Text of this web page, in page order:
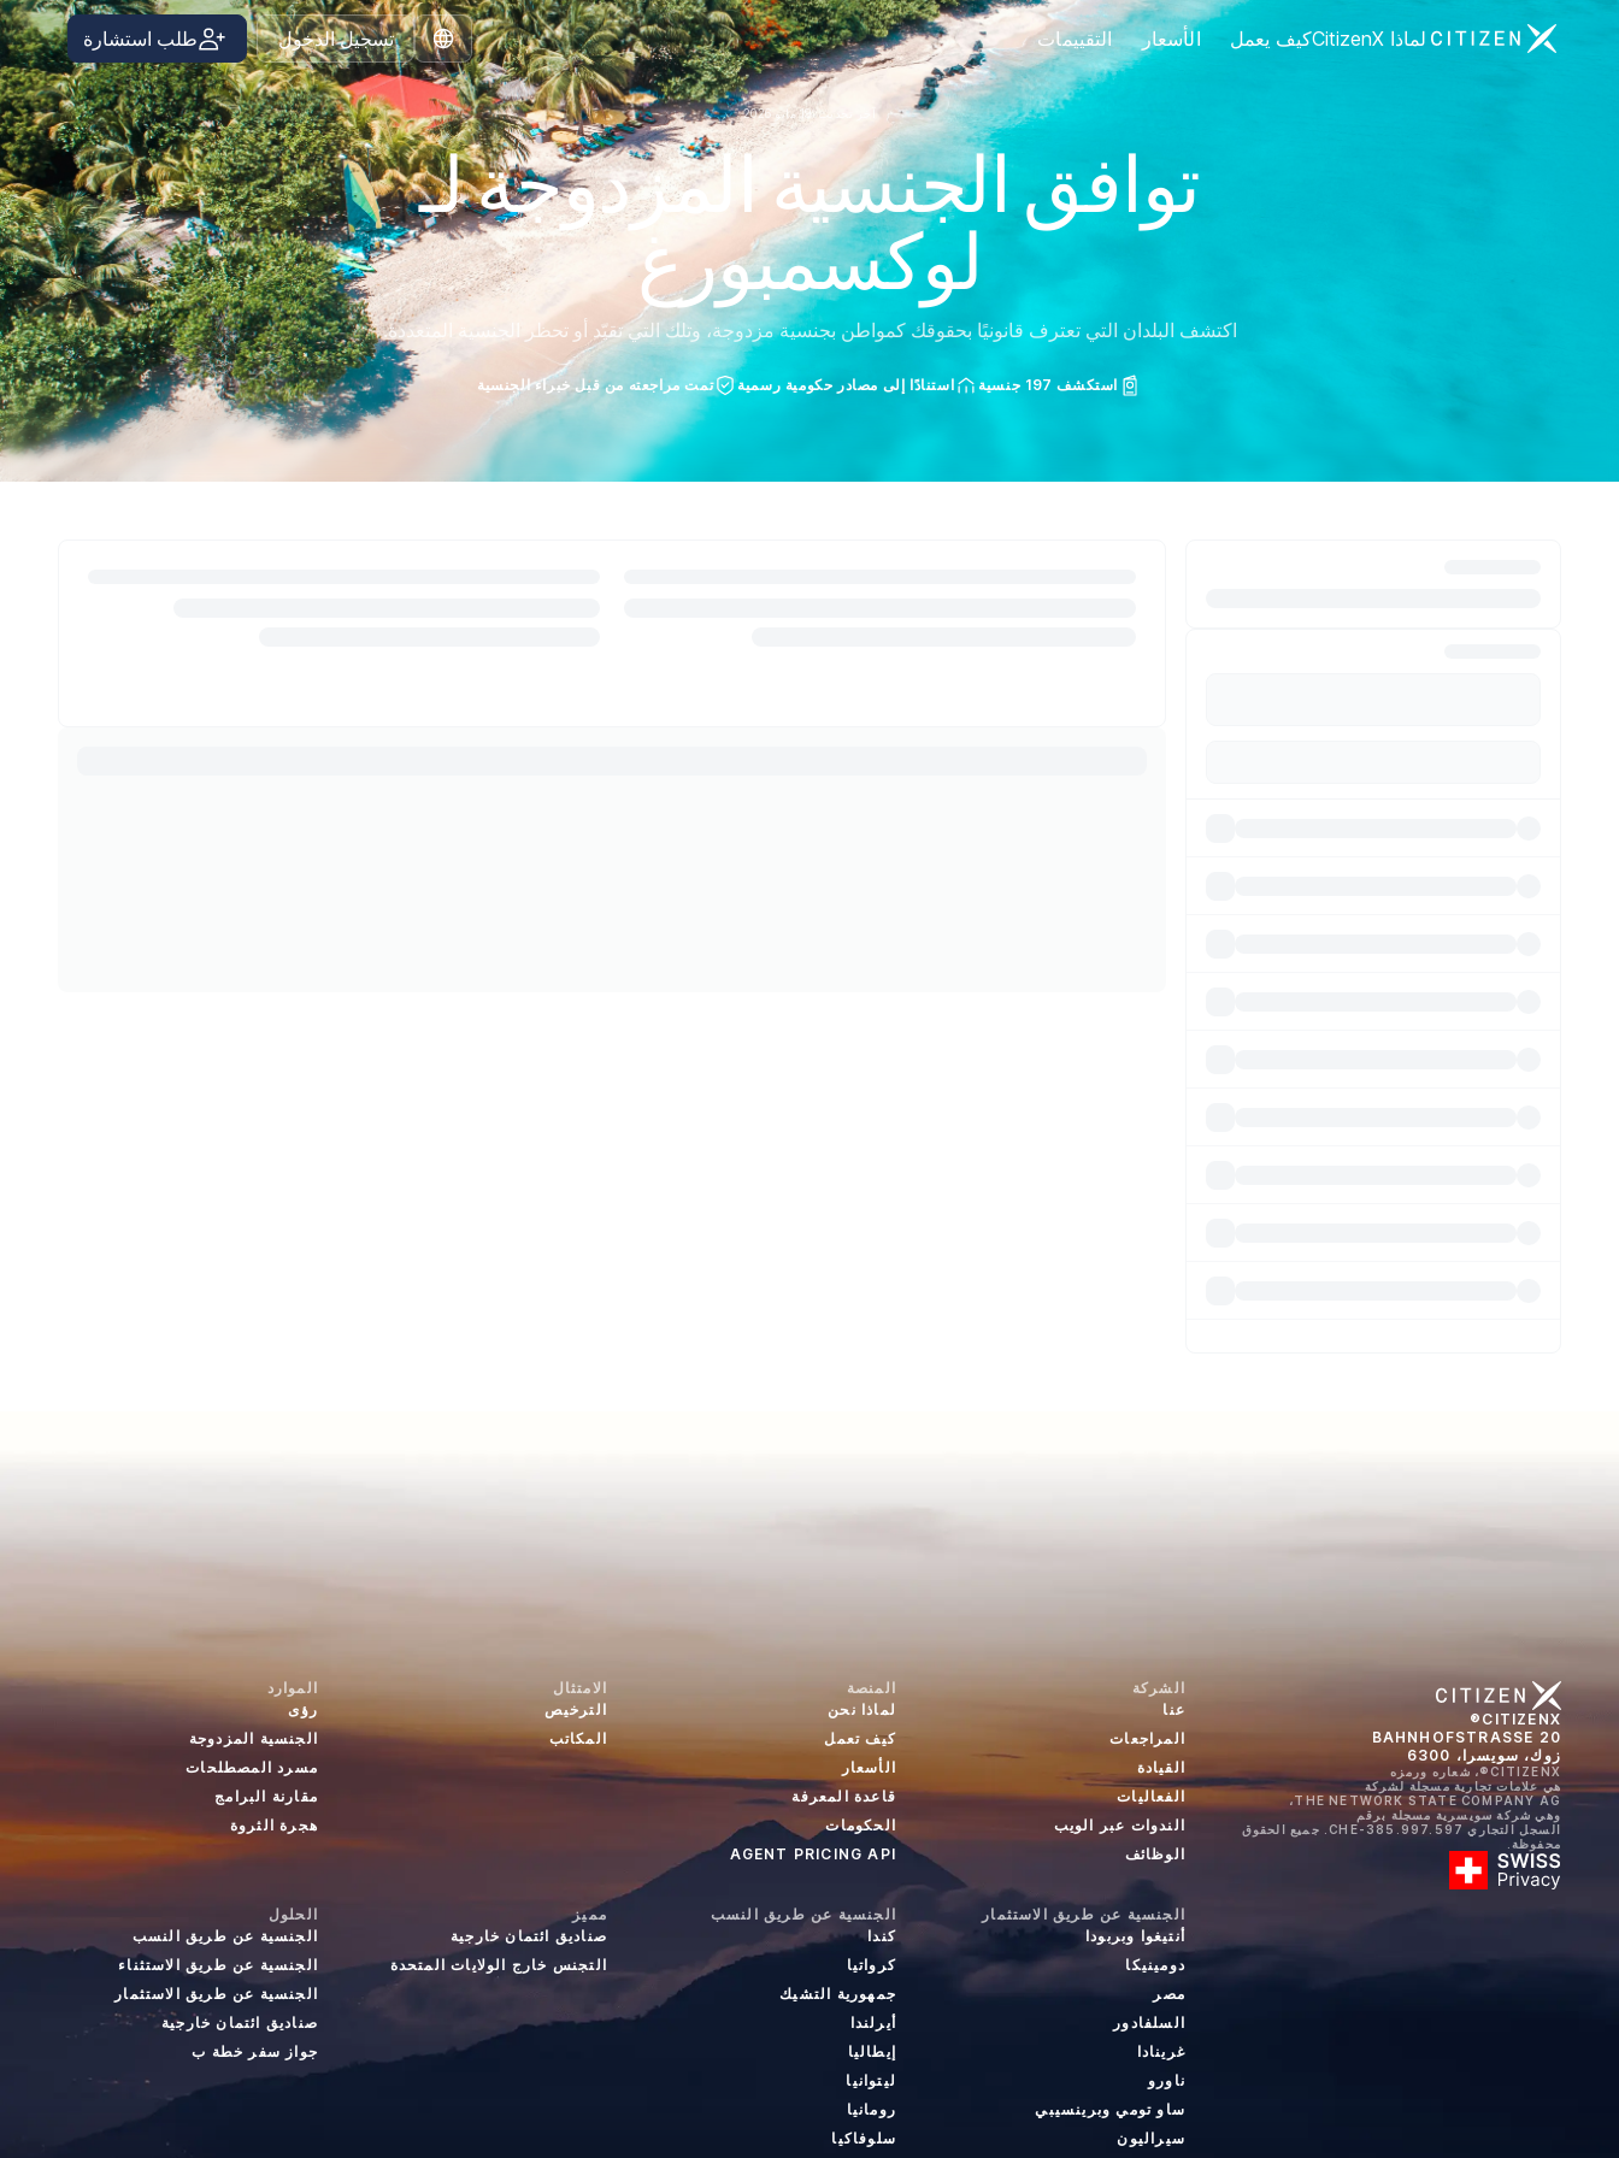
الانتقال إلى الصفحة الرئيسية لـ CitizenX
لماذا CitizenX كيف يعمل الأسعار التقييمات
Arabic
تسجيل الدخول طلب استشارة
آخر تحديث: 19 مايو 2026
توافق الجنسية المزدوجة لـ
لوكسمبورغ
اكتشف البلدان التي تعترف قانونيًا بحقوقك كمواطن بجنسية مزدوجة، وتلك التي تقيّد أو تحظر الجنسية المتعددة.
استكشف 197 جنسية استنادًا إلى مصادر حكومية رسمية تمت مراجعته من قبل خبراء الجنسية
CITIZENX®
BAHNHOFSTRASSE 20
زوك، سويسرا، 6300
CITIZENX®، شعاره ورمزه
هي علامات تجارية مسجلة لشركة
THE NETWORK STATE COMPANY AG،
وهي شركة سويسرية مسجلة برقم
السجل التجاري CHE-385.997.597. جميع الحقوق
محفوظة.
الشركة
عنا
المراجعات
القيادة
الفعاليات
الندوات عبر الويب
الوظائف
المنصة
لماذا نحن
كيف تعمل
الأسعار
قاعدة المعرفة
الحكومات
AGENT PRICING API
الامتثال
الترخيص
المكاتب
الموارد
رؤى
الجنسية المزدوجة
مسرد المصطلحات
مقارنة البرامج
هجرة الثروة
الجنسية عن طريق الاستثمار
أنتيغوا وبربودا
دومينيكا
مصر
السلفادور
غرينادا
ناورو
ساو تومي وبرينسيبي
سيراليون
الجنسية عن طريق النسب
كندا
كرواتيا
جمهورية التشيك
أيرلندا
إيطاليا
ليتوانيا
رومانيا
سلوفاكيا
مميز
صناديق ائتمان خارجية
التجنس خارج الولايات المتحدة
الحلول
الجنسية عن طريق النسب
الجنسية عن طريق الاستثناء
الجنسية عن طريق الاستثمار
صناديق ائتمان خارجية
جواز سفر خطة ب